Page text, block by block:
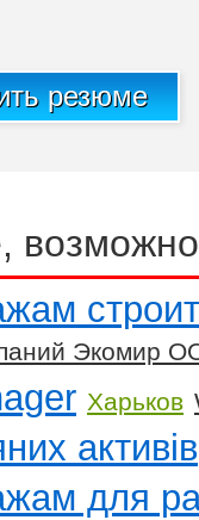
резюме
Экомир
Харьков
активів
для